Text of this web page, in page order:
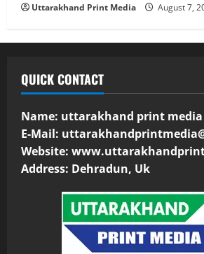
Uttarakhand Print Media August 7,
QUICK CONTACT
Name: uttarakhand print media
E-Mail:
Website:
Address: Dehradun, Uk